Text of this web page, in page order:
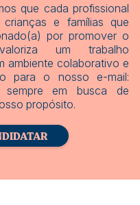
que cada profissional
e famílias que
por promover o
um trabalho
ambiente colaborativo e
para o nosso e-mail:
sempre em busca de
propósito.